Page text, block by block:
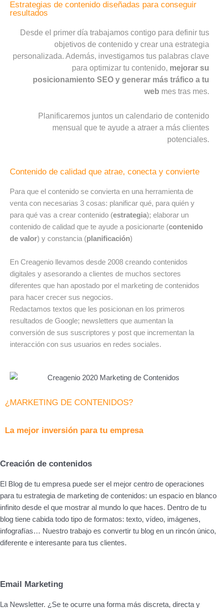
Estrategias de contenido diseñadas para conseguir
resultados
Desde el primer día trabajamos contigo para definir tus
objetivos de contenido y crear una estrategia
personalizada. Además, investigamos tus palabras clave
para optimizar tu contenido, mejorar su
posicionamiento SEO y generar más tráfico a tu
web mes tras mes.
Planificaremos juntos un calendario de contenido
mensual que te ayude a atraer a más clientes
potenciales.
Contenido de calidad que atrae, conecta y convierte
Para que el contenido se convierta en una herramienta de
venta con necesarias 3 cosas: planificar qué, para quién y
para qué vas a crear contenido (estrategia); elaborar un
contenido de calidad que te ayude a posicionarte (contenido
de valor) y constancia (planificación)
En Creagenio llevamos desde 2008 creando contenidos
digitales y asesorando a clientes de muchos sectores
diferentes que han apostado por el marketing de contenidos
para hacer crecer sus negocios.
Redactamos textos que les posicionan en los primeros
resultados de Google; newsletters que aumentan la
conversión de sus suscriptores y post que incrementan la
interacción con sus usuarios en redes sociales.
¿MARKETING DE CONTENIDOS?
La mejor inversión para tu empresa
Creación de contenidos
El Blog de tu empresa puede ser el mejor centro de operaciones
para tu estrategia de marketing de contenidos: un espacio en blanco
infinito desde el que mostrar al mundo lo que haces. Dentro de tu
blog tiene cabida todo tipo de formatos: texto, vídeo, imágenes,
infografías… Nuestro trabajo es convertir tu blog en un rincón único,
diferente e interesante para tus clientes.
Email Marketing
La Newsletter. ¿Se te ocurre una forma más discreta, directa y